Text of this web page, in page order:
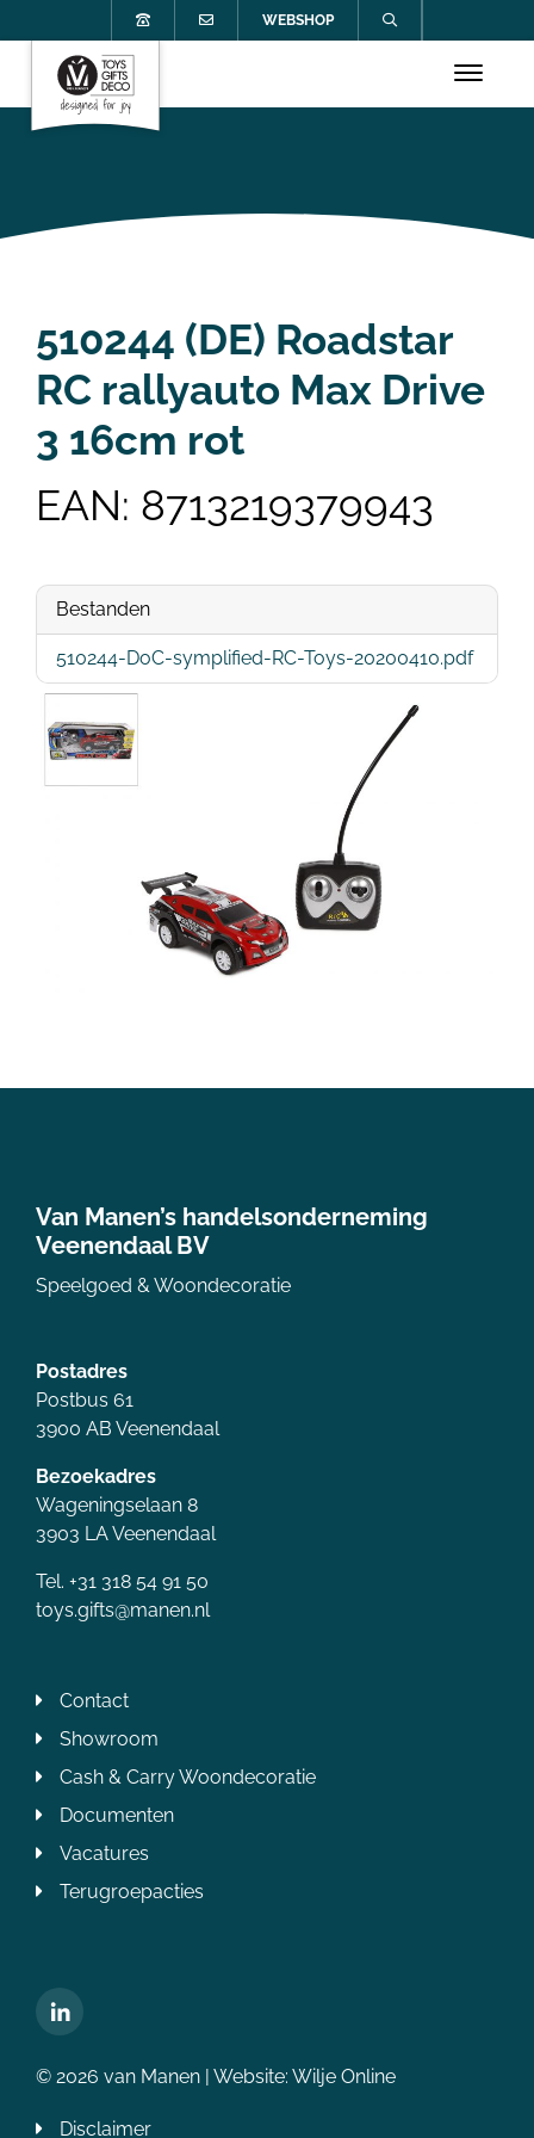
WEBSHOP
510244 (DE) Roadstar
RC rallyauto Max Drive
3 16cm rot
EAN: 8713219379943
Bestanden
510244-DoC-symplified-RC-Toys-20200410.pdf
Van Manen’s handelsonderneming
Veenendaal BV
Speelgoed & Woondecoratie
Postadres
Postbus 61
3900 AB Veenendaal
Bezoekadres
Wageningselaan 8
3903 LA Veenendaal
Tel. +31 318 54 91 50
toys.gifts@manen.nl
Contact
Showroom
Cash & Carry Woondecoratie
Documenten
Vacatures
Terugroepacties
© 2026 van Manen | Website: Wilje Online
Disclaimer